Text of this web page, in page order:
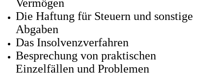
Vermögen
Die Haftung für Steuern und sonstige
Abgaben
Das Insolvenzverfahren
Besprechung von praktischen
Einzelfällen und Problemen